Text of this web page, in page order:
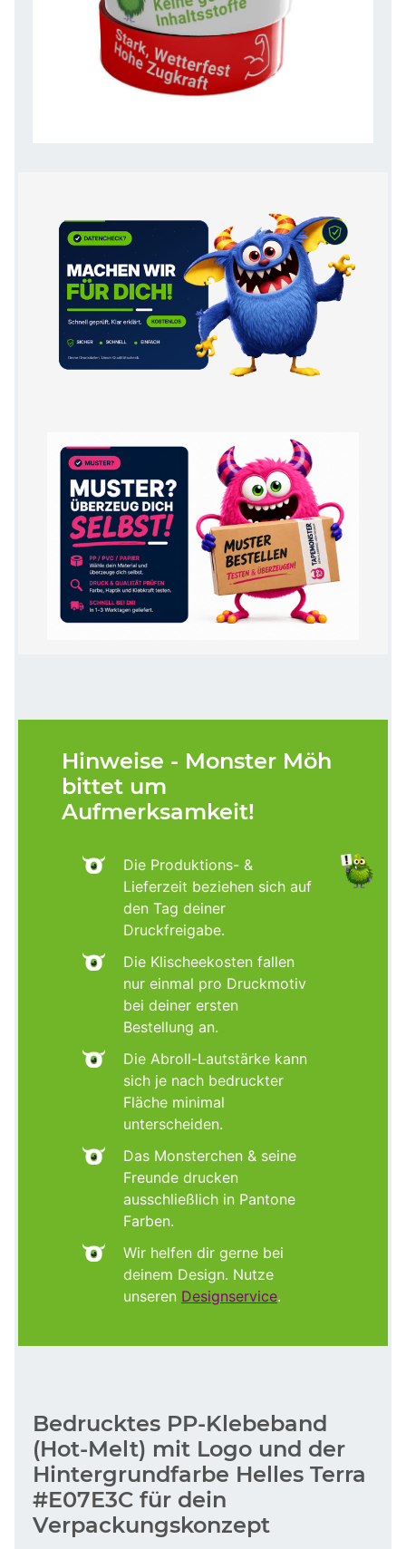
Hinweise - Monster Möh
bittet um
Aufmerksamkeit!
Die Produktions- &
Lieferzeit beziehen sich auf
den Tag deiner
Druckfreigabe.
Die Klischeekosten fallen
nur einmal pro Druckmotiv
bei deiner ersten
Bestellung an.
Die Abroll-Lautstärke kann
sich je nach bedruckter
Fläche minimal
unterscheiden.
Das Monsterchen & seine
Freunde drucken
ausschließlich in Pantone
Farben.
Wir helfen dir gerne bei
deinem Design. Nutze
unseren Designservice.
Bedrucktes PP-Klebeband
(Hot-Melt) mit Logo und der
Hintergrundfarbe Helles Terra
#E07E3C für dein
Verpackungskonzept